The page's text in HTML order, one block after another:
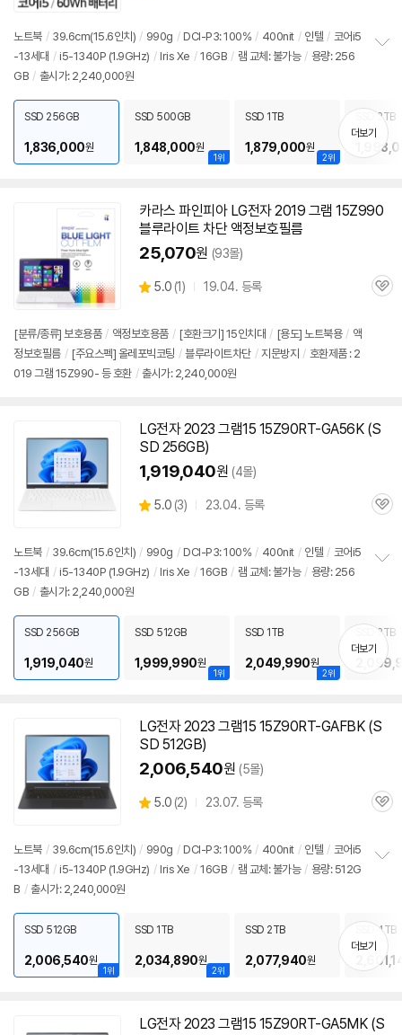
노트북 / 39.6cm(15.6인치) / 990g / DCI-P3: 100% / 400nit / 인텔 / 코어i5
-13세대 / i5-1340P (1.9GHz) / Iris Xe / 16GB / 램 교체: 불가능 / 용량: 256
GB / 출시가: 2,240,000원
치
기
SSD 256GB
1,836,000원
1위
SSD 500GB
1,848,000원
2위
SSD 1TB
1,879,000원
SSD 2TB
더보기
카라스 파인피아 LG전자 2019 그램 15Z990
블루라이트 차단 액정보호필름
25,070원 (93몰)
별
5.0 (상
뷰
1) 19.04. 등록
관
[분류/종류] 보호용품 / 액정보호용품 / [호환크기] 15인치대 / [용도] 노트북용 / 액
정보호필름 / [주요스펙] 올레포빅코팅 / 블루라이트차단 / 지문방지 / 호환제품 : 2
019 그램 15Z990- 등 호환 / 출시가: 2,240,000원
LG전자 2023 그램15 15Z90RT-GA56K (S
SD 256GB)
1,919,040원 (4몰)
별
5.0 (상
3) 23.04. 등록
관
노트북 / 39.6cm(15.6인치) / 990g / DCI-P3: 100% / 400nit / 인텔 / 코어i5
-13세대 / i5-1340P (1.9GHz) / Iris Xe / 16GB / 램 교체: 불가능 / 용량: 256
GB / 출시가: 2,240,000원
치
기
SSD 256GB
1,919,040원
1위
SSD 512GB
1,999,990원
2위
SSD 1TB
2,049,990원
SSD 2TB
더보기
LG전자 2023 그램15 15Z90RT-GAFBK (S
SD 512GB)
2,006,540원 (5몰)
별
5.0 (상
2) 23.07. 등록
관
노트북 / 39.6cm(15.6인치) / 990g / DCI-P3: 100% / 400nit / 인텔 / 코어i5
-13세대 / i5-1340P (1.9GHz) / Iris Xe / 16GB / 램 교체: 불가능 / 용량: 512G
B / 출시가: 2,240,000원
치
기
1위
SSD 512GB
2,006,540원
2위
SSD 1TB
2,034,890원
SSD 2TB
2,077,940원
SSD 4TB
더보기
LG전자 2023 그램15 15Z90RT-GA5MK (S
세부정보 열기/접기